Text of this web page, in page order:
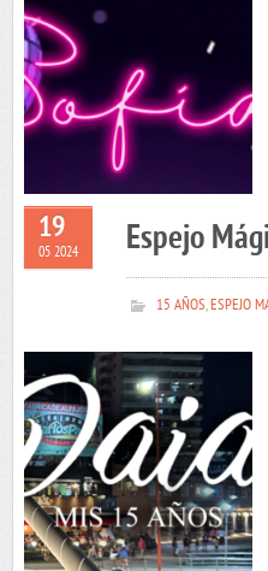
19
05 2024 Espejo
15 AÑOS,ESPEJO